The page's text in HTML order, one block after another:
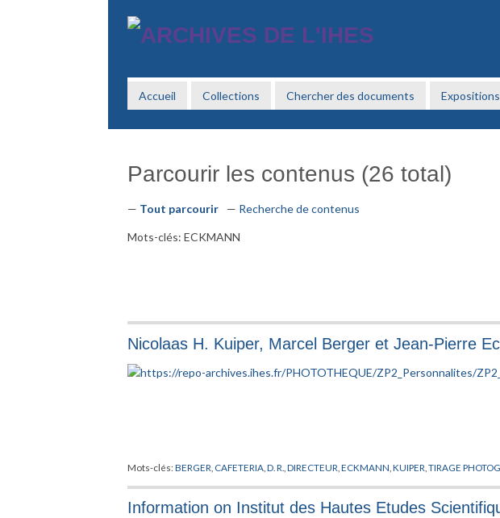
Accueil Collections Chercher des documents
Parcourir les contenus (26 total)
Tout parcourir Recherche de contenus
Mots-clés: ECKMANN
Nicolaas H. Kuiper, Marcel Berger et Jean-Pierre
Mots-clés:BERGER CAFETERIA ,D. R. ,DIRECTEUR ,ECKMANN ,KUIPER ,TIRAGE
Information on Institut des Hautes Etudes